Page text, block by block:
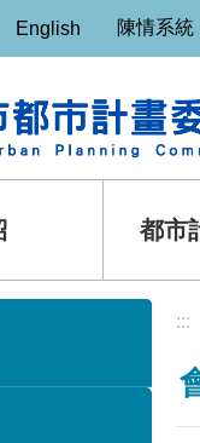
English 陳情系統
都市
:::